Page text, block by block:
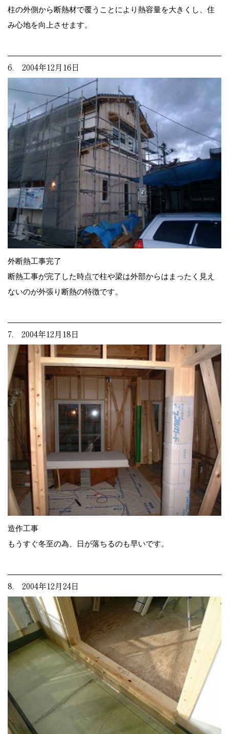
柱の外側から断熱材で覆うことにより熱容量を大きくし、住
み心地を向上させます。
6. 2004年12月16日
外断熱工事完了
断熱工事が完了した時点で柱や梁は外部からはまったく見え
ないのが外張り断熱の特徴です。
7. 2004年12月18日
造作工事
もうすぐ冬至の為、日が落ちるのも早いです。
8. 2004年12月24日